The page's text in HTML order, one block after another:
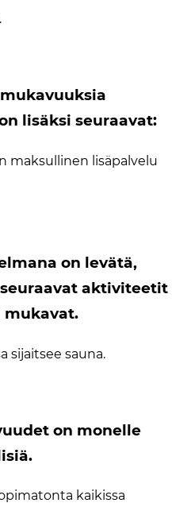
lisäksi seuraavat:
maksullinen lisäpalvelu
on levätä,
aktiviteetit
mukavat.
sijaitsee sauna.
on monelle
kaikissa